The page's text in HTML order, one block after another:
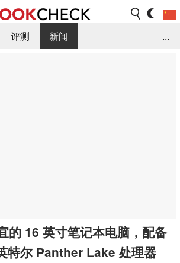
评测
新闻
...
的 16 英寸笔记本电脑，配备
特尔 Panther Lake 处理器